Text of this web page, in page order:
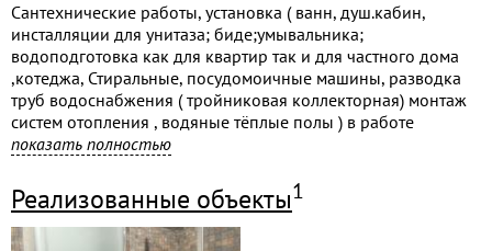
Сантехнические работы, установка ( ванн, душ.кабин,
инсталляции для унитаза; биде;умывальника;
водоподготовка как для квартир так и для частного дома
,котеджа, Стиральные, посудомоичные машины, разводка
труб водоснабжения ( тройниковая коллекторная) монтаж
систем отопления , водяные тёплые полы ) в работе
используются трубы фирм, рехау ,весбо,sahna, кальде. Закуп
показать полностью
Реализованные объекты1